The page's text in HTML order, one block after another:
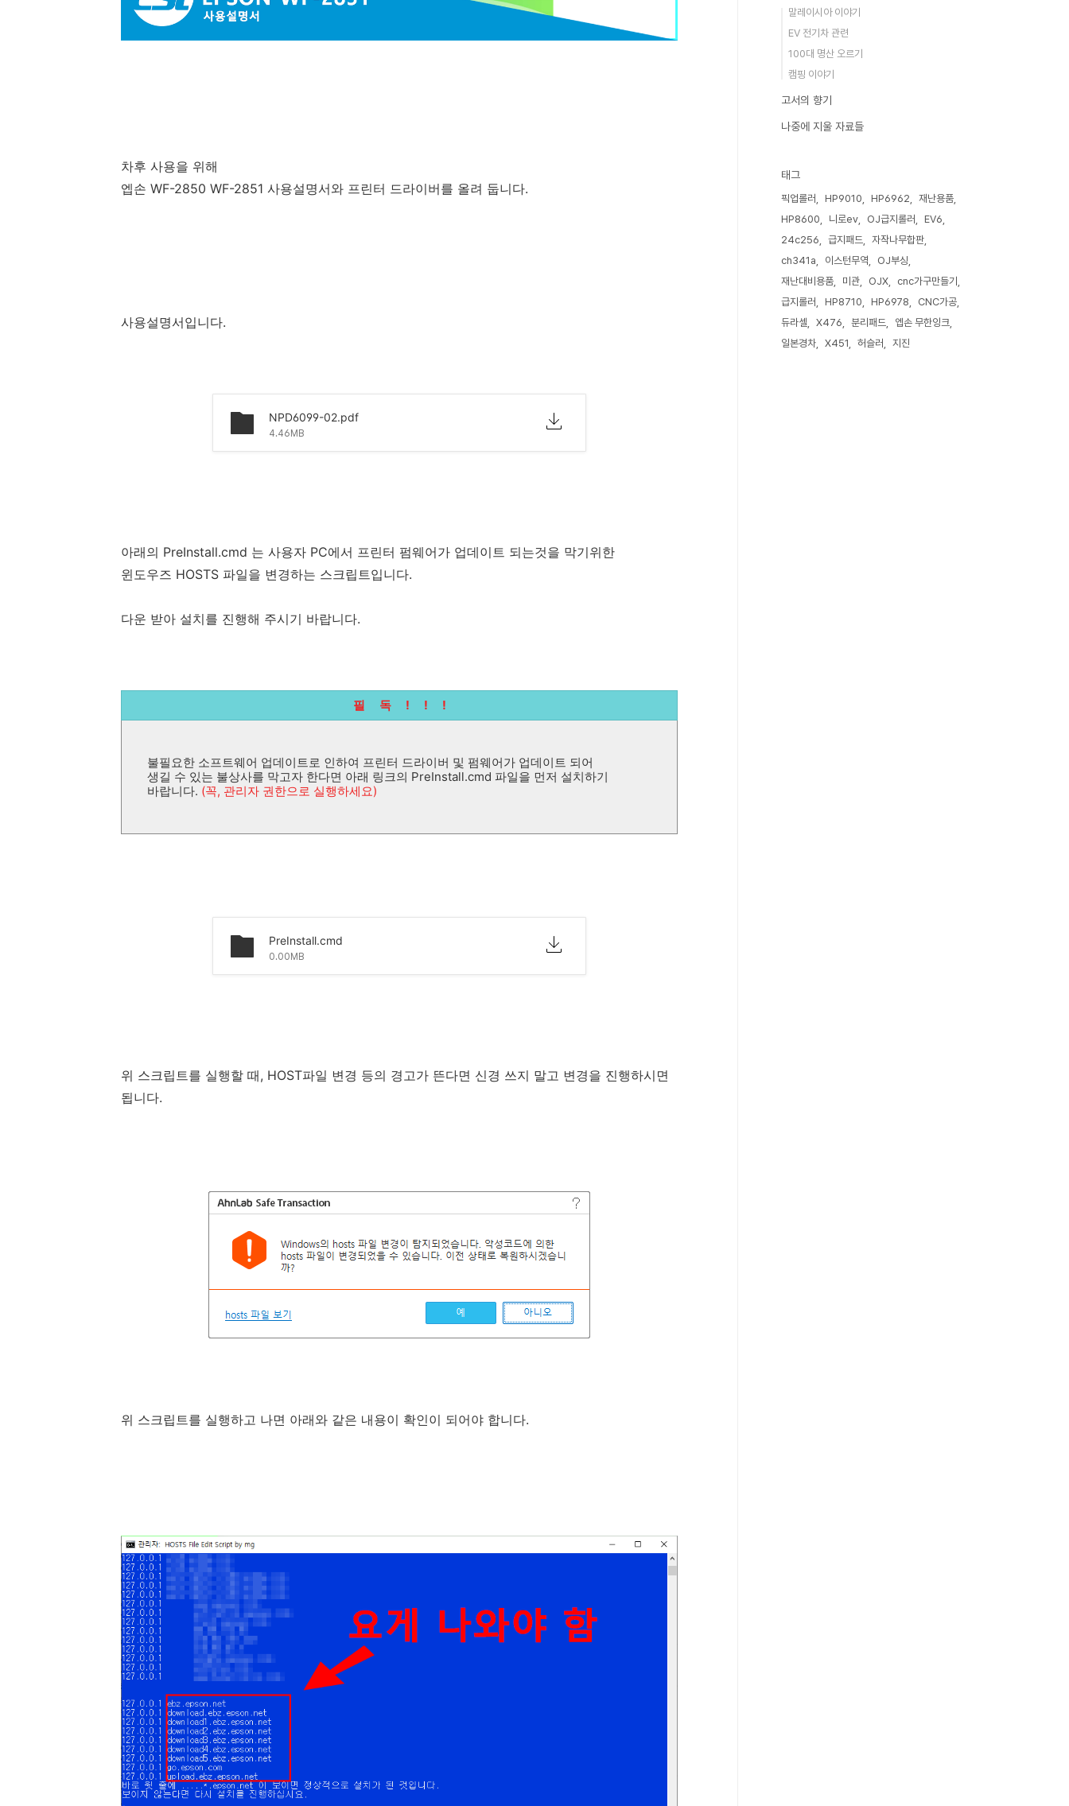
차후 사용을 위해
엡손 WF-2850 WF-2851 사용설명서와 프린터 드라이버를 올려 둡니다.
사용설명서입니다.
NPD6099-02.pdf
4.46MB
아래의 PreInstall.cmd 는 사용자 PC에서 프린터 펌웨어가 업데이트 되는것을 막기위한
윈도우즈 HOSTS 파일을 변경하는 스크립트입니다.
다운 받아 설치를 진행해 주시기 바랍니다.
필 독 ! ! !
불필요한 소프트웨어 업데이트로 인하여 프린터 드라이버 및 펌웨어가 업데이트 되어
생길 수 있는 불상사를 막고자 한다면 아래 링크의 PreInstall.cmd 파일을 먼저 설치하기
바랍니다. (꼭, 관리자 권한으로 실행하세요)
PreInstall.cmd
0.00MB
위 스크립트를 실행할 때, HOST파일 변경 등의 경고가 뜬다면 신경 쓰지 말고 변경을 진행하시면
됩니다.
위 스크립트를 실행하고 나면 아래와 같은 내용이 확인이 되어야 합니다.
말레이시아 이야기
EV 전기차 관련
100대 명산 오르기
캠핑 이야기
고서의 향기
나중에 지울 자료들
태그
픽업롤러 HP9010 HP6962
재난용품
HP8600
니로ev OJ급지롤러
EV6
24c256
급지패드
자작나무합판
ch341a
이스턴무역
OJ부싱
재난대비용품
미관 OJX
cnc가구만들기
급지롤러
HP8710 HP6978
CNC가공
듀라셀
X476 분리패드
엡손 무한잉크
일본경차
X451 허슬러 지진